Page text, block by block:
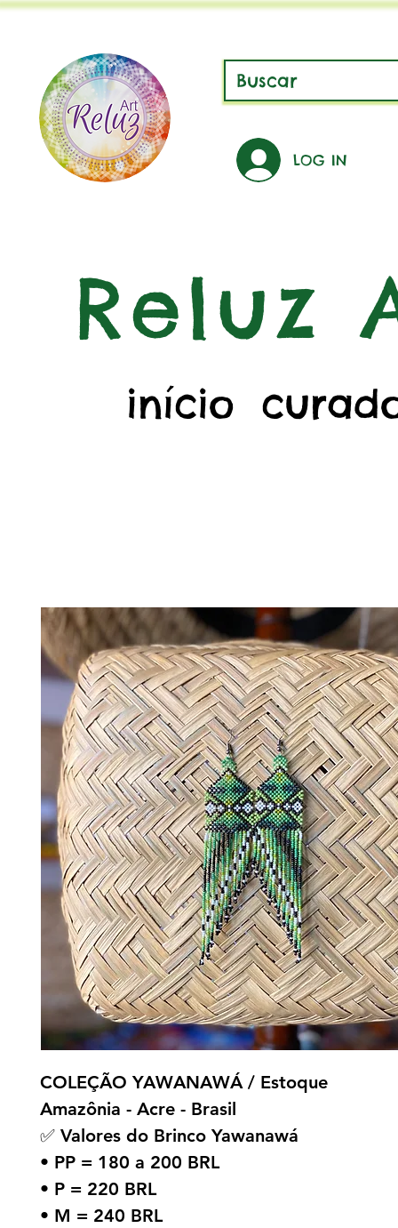
LOG IN
Reluz
início
COLEÇÃO YAWANAWÁ / Estoque
Amazônia - Acre - Brasil
✅ Valores do Brinco Yawanawá
• PP = 180 a 200 BRL
• P = 220 BRL
• M = 240 BRL